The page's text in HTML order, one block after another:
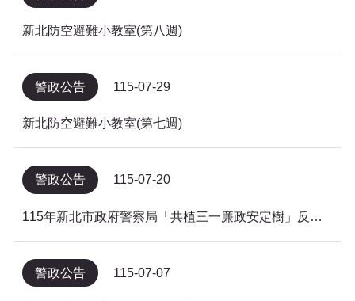
新北防空避難小教室(第八週)
警政公告 115-07-29
新北防空避難小教室(第七週)
警政公告 115-07-20
115年新北市政府警察局「共植三一廉政安定樹」反貪倡廉有獎徵答得獎名單公告
警政公告 115-07-07